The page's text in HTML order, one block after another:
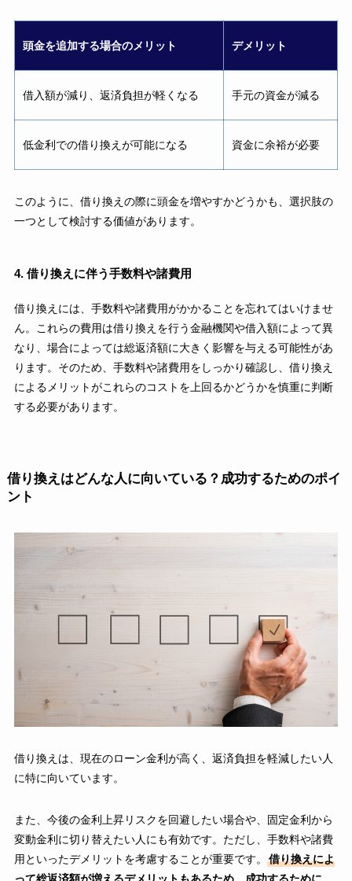
頭金を追加する場合のメリット デメリット
借入額が減り、返済負担が軽くなる 手元の資金が減る
低金利での借り換えが可能になる 資金に余裕が必要
このように、借り換えの際に頭金を増やすかどうかも、選択肢の
一つとして検討する価値があります。
4. 借り換えに伴う手数料や諸費用
借り換えには、手数料や諸費用がかかることを忘れてはいけませ
ん。これらの費用は借り換えを行う金融機関や借入額によって異
なり、場合によっては総返済額に大きく影響を与える可能性があ
ります。そのため、手数料や諸費用をしっかり確認し、借り換え
によるメリットがこれらのコストを上回るかどうかを慎重に判断
する必要があります。
借り換えはどんな人に向いている？成功するためのポイ
ント
借り換えは、現在のローン金利が高く、返済負担を軽減したい人
に特に向いています。
また、今後の金利上昇リスクを回避したい場合や、固定金利から
変動金利に切り替えたい人にも有効です。ただし、手数料や諸費
用といったデメリットを考慮することが重要です。
借り換えによ